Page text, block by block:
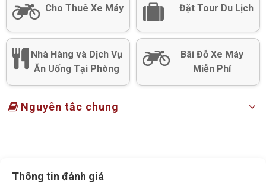
Cho Thuê Xe Máy Đặt Tour Du Lịch
Nhà Hàng và Dịch Vụ
Ăn Uống Tại Phòng
Bãi Đỗ Xe Máy
Miễn Phí
Nguyên tắc chung
Thông tin đánh giá